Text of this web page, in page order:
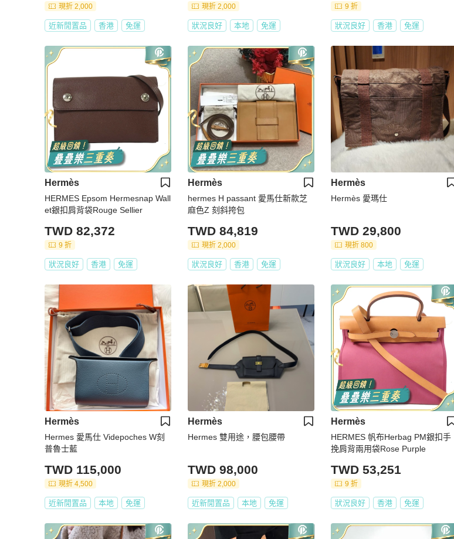
現折 2,000
近新閒置品 香港 免運
現折 2,000
狀況良好 本地 免運
9 折
狀況良好 香港 免運
Hermès
HERMES Epsom Hermesnap Wall
et銀扣肩背袋Rouge Sellier
TWD 82,372
9 折
狀況良好 香港 免運
Hermès
hermes H passant 愛馬仕新款芝
麻色Z 刻斜挎包
TWD 84,819
現折 2,000
狀況良好 香港 免運
Hermès
Hermès 愛瑪仕
TWD 29,800
現折 800
狀況良好 本地 免運
Hermès
Hermes 愛馬仕 Videpoches W刻
普魯士藍
TWD 115,000
現折 4,500
近新閒置品 本地 免運
Hermès
Hermes 雙用途，腰包腰帶
TWD 98,000
現折 2,000
近新閒置品 本地 免運
Hermès
HERMES 帆布Herbag PM銀扣手
挽肩背兩用袋Rose Purple
TWD 53,251
9 折
狀況良好 香港 免運